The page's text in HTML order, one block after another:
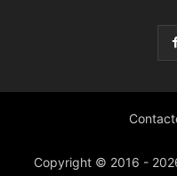
Copyright © 2016 -